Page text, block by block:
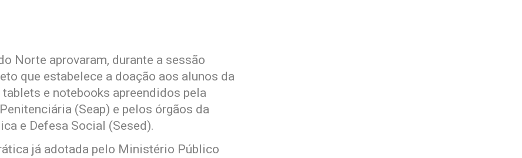
Norte aprovaram, durante a sessão
que estabelece a doação aos alunos da
e notebooks apreendidos pela
(Seap) e pelos órgãos da
e Defesa Social (Sesed).
já adotada pelo Ministério Público